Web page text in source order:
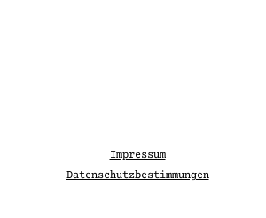
Impressum
Datenschutzbestimmungen